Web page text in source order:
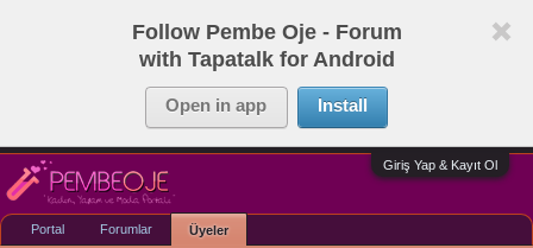
Follow Pembe Oje - Forum
with Tapatalk for Android
Open in app Install
Giriş Yap & Kayıt Ol
Portal Forumlar Üyeler